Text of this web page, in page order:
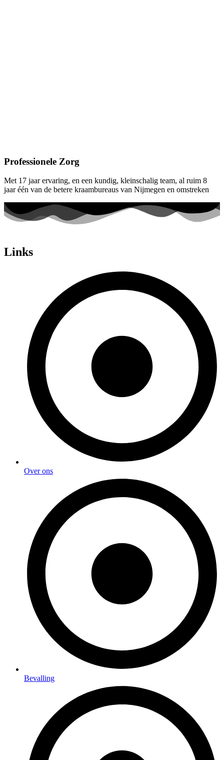
Professionele Zorg
Met 17 jaar ervaring, en een kundig, kleinschalig team, al ruim 8
jaar één van de betere kraambureaus van Nijmegen en omstreken
Links
Over ons
Bevalling